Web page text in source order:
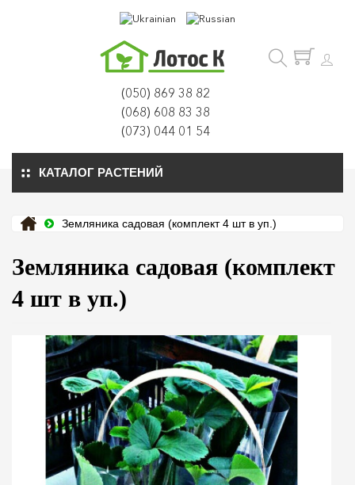
(050) 869 38 82
(068) 608 83 38
(073) 044 01 54
КАТАЛОГ РАСТЕНИЙ
Земляника садовая (комплект 4 шт в уп.)
Земляника садовая (комплект
4 шт в уп.)